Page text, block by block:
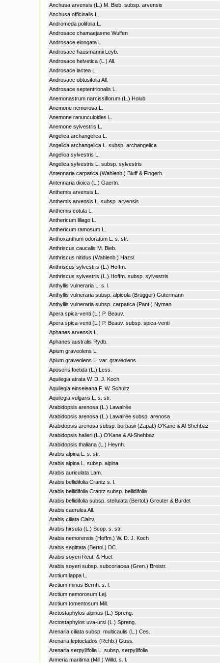
Anchusa arvensis (L.) M. Bieb. subsp. arvensis
Anchusa officinalis L.
Andromeda polifolia L.
Androsace chamaejasme Wulfen
Androsace elongata L.
Androsace hausmannii Leyb.
Androsace helvetica (L.) All.
Androsace lactea L.
Androsace obtusifolia All.
Androsace septentrionalis L.
Anemonastrum narcissiflorum (L.) Holub
Anemone nemorosa L.
Anemone ranunculoides L.
Anemone sylvestris L.
Angelica archangelica L.
Angelica archangelica L. subsp. archangelica
Angelica sylvestris L.
Angelica sylvestris L. subsp. sylvestris
Antennaria carpatica (Wahlenb.) Bluff & Fingerh.
Antennaria dioica (L.) Gaertn.
Anthemis arvensis L.
Anthemis arvensis L. subsp. arvensis
Anthemis cotula L.
Anthericum liliago L.
Anthericum ramosum L.
Anthoxanthum odoratum L. s. str.
Anthriscus caucalis M. Bieb.
Anthriscus nitidus (Wahlenb.) Hazsl.
Anthriscus sylvestris (L.) Hoffm.
Anthriscus sylvestris (L.) Hoffm. subsp. sylvestris
Anthyllis vulneraria L. s. l.
Anthyllis vulneraria subsp. alpicola (Brügger) Gutermann
Anthyllis vulneraria subsp. carpatica (Pant.) Nyman
Apera spica-venti (L.) P. Beauv.
Apera spica-venti (L.) P. Beauv. subsp. spica-venti
Aphanes arvensis L.
Aphanes australis Rydb.
Apium graveolens L.
Apium graveolens L. var. graveolens
Aposeris foetida (L.) Less.
Aquilegia atrata W. D. J. Koch
Aquilegia einseleana F. W. Schultz
Aquilegia vulgaris L. s. str.
Arabidopsis arenosa (L.) Lawalrée
Arabidopsis arenosa (L.) Lawalrée subsp. arenosa
Arabidopsis arenosa subsp. borbasii (Zapał.) O'Kane & Al-Shehbaz
Arabidopsis halleri (L.) O'Kane & Al-Shehbaz
Arabidopsis thaliana (L.) Heynh.
Arabis alpina L. s. str.
Arabis alpina L. subsp. alpina
Arabis auriculata Lam.
Arabis bellidifolia Crantz s. l.
Arabis bellidifolia Crantz subsp. bellidifolia
Arabis bellidifolia subsp. stellulata (Bertol.) Greuter & Burdet
Arabis caerulea All.
Arabis ciliata Clairv.
Arabis hirsuta (L.) Scop. s. str.
Arabis nemorensis (Hoffm.) W. D. J. Koch
Arabis sagittata (Bertol.) DC.
Arabis soyeri Reut. & Huet
Arabis soyeri subsp. subcoriacea (Gren.) Breistr.
Arctium lappa L.
Arctium minus Bernh. s. l.
Arctium nemorosum Lej.
Arctium tomentosum Mill.
Arctostaphylos alpinus (L.) Spreng.
Arctostaphylos uva-ursi (L.) Spreng.
Arenaria ciliata subsp. multicaulis (L.) Ces.
Arenaria leptoclados (Rchb.) Guss.
Arenaria serpyllifolia L. subsp. serpyllifolia
Armeria maritima (Mill.) Willd. s. l.